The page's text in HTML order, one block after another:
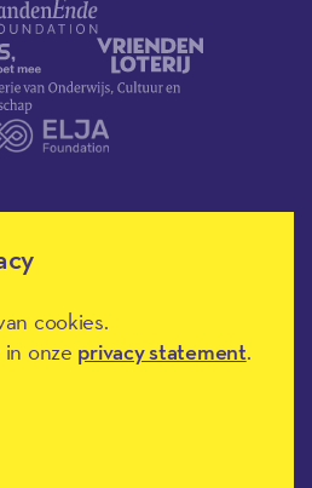
cookies.
onze privacy statement.
in de Klas heeft de
status en is een